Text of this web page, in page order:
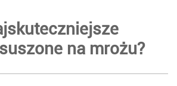
na mrożu?